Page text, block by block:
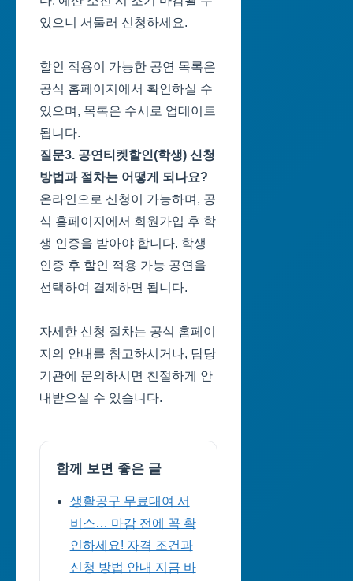
있으니 서둘러 신청하세요.
할인 적용이 가능한 공연 목록은
공식 홈페이지에서 확인하실 수
있으며, 목록은 수시로 업데이트
됩니다.
질문3. 공연티켓할인(학생) 신청
방법과 절차는 어떻게 되나요?
온라인으로 신청이 가능하며, 공
식 홈페이지에서 회원가입 후 학
생 인증을 받아야 합니다. 학생
인증 후 할인 적용 가능 공연을
선택하여 결제하면 됩니다.
자세한 신청 절차는 공식 홈페이
지의 안내를 참고하시거나, 담당
기관에 문의하시면 친절하게 안
내받으실 수 있습니다.
함께 보면 좋은 글
생활공구 무료대여 서
비스… 마감 전에 꼭 확
인하세요! 자격 조건과
신청 방법 안내 지금 바